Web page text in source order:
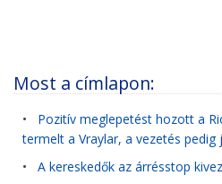
Most a címlapon:
• Pozitív meglepetést hozott a
termelt a Vraylar, a vezetés
• A kereskedők az árrésstop